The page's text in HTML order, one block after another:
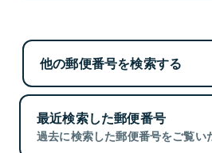
他の郵便番号を検索する
最近検索した郵便番号
過去に検索した郵便番号をご覧い